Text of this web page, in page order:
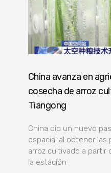
China avanza en
cosecha de arroz
Tiangong
China dio un nuevo
espacial al obtener las
arroz cultivado a partir
la estación